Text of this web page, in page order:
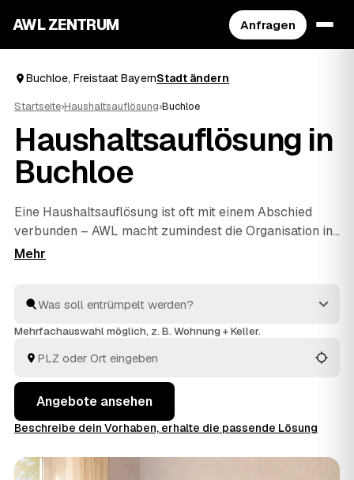
AWL ZENTRUM Anfragen
Buchloe, Freistaat BayernStadt ändern
Startseite›Haushaltsauflösung›Buchloe
Haushaltsauflösung in
Buchloe
Eine Haushaltsauflösung ist oft mit einem Abschied
verbunden – AWL macht zumindest die Organisation in
Buchloe unkompliziert. Mit einer Anfrage erreichen Sie
kompletten Hausstand nennen. Ob Nachlass, Umzug
oderEntrümpelungeinzelner Zimmer: geräumt wird
Hausrat wird auf den Preis angerechnet. So vergleichen
Sie mehrere Angebote, statt jeden Betrieb einzeln
anzufragen.
Mehrfachauswahl möglich, z. B. Wohnung + Keller.
Angebote ansehen
Beschreibe dein Vorhaben, erhalte die passende Lösung